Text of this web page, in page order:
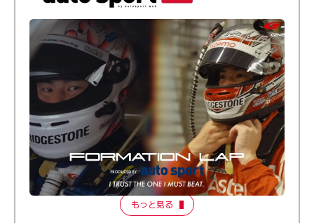
倒す相手を、信じてる。小林利徠斗 × 野村勇斗
【FORMATION LAP Produced by auto sport】
2026 Episode 2
もっと見る